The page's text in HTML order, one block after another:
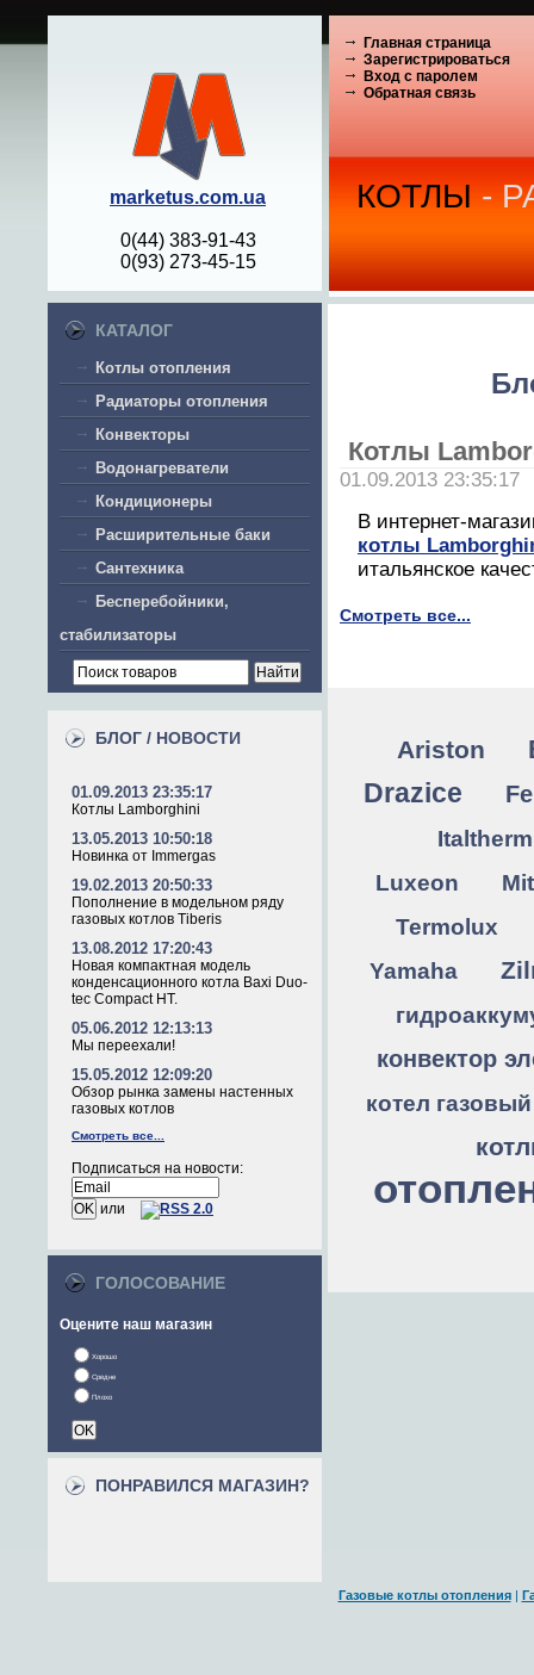
marketus.com.ua
0(44) 383-91-43
0(93) 273-45-15
КОТЛЫ -
Главная страница
Зарегистрироваться
Вход с паролем
Обратная связь
КАТАЛОГ
Котлы отопления
Радиаторы отопления
Конвекторы
Водонагреватели
Кондиционеры
Расширительные баки
Сантехника
Бесперебойники,
стабилизаторы
БЛОГ / НОВОСТИ
01.09.2013 23:35:17
Котлы Lamborghini
13.05.2013 10:50:18
Новинка от Immergas
19.02.2013 20:50:33
Пополнение в модельном ряду
газовых котлов Tiberis
13.08.2012 17:20:43
Новая компактная модель
конденсационного котла Baxi Duo-
tec Compact HT.
05.06.2012 12:13:13
Мы переехали!
15.05.2012 12:09:20
Обзор рынка замены настенных
газовых котлов
Смотреть все...
Подписаться на новости:
или
ГОЛОСОВАНИЕ
Оцените наш магазин
Хорошо
Средне
Плохо
ПОНРАВИЛСЯ МАГАЗИН?
Котлы
01.09.2013 23:35:17
В интернет-
котлы
итальянское
Смотреть все...
Ariston
Drazice
Italtherm
Luxeon
Termolux
Yamaha
конвектор
котел газовый
Газовые котлы отопления|